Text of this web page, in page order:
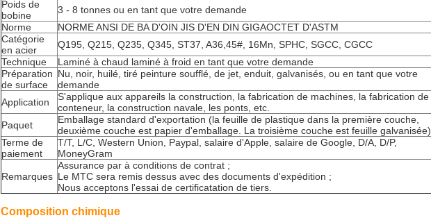
Poids de
bobine
3 - 8 tonnes ou en tant que votre demande
Norme
NORME ANSI DE BA D'OIN JIS D'EN DIN GIGAOCTET D'ASTM
Catégorie
en acier
Q195, Q215, Q235, Q345, ST37, A36,45#, 16Mn, SPHC, SGCC, CGCC
Technique
Laminé à chaud laminé à froid en tant que votre demande
Préparation
de surface
Nu, noir, huilé, tiré peinture soufflé, de jet, enduit, galvanisés, ou en tant que votre
demande
Application
S'applique aux appareils la construction, la fabrication de machines, la fabrication de
conteneur, la construction navale, les ponts, etc.
Paquet
Emballage standard d'exportation (la feuille de plastique dans la première couche,
deuxième couche est papier d'emballage. La troisième couche est feuille galvanisée)
Terme de
paiement
T/T, L/C, Western Union, Paypal, salaire d'Apple, salaire de Google, D/A, D/P,
MoneyGram
Remarques
Assurance par à conditions de contrat ;
Le MTC sera remis dessus avec des documents d'expédition ;
Nous acceptons l'essai de certificatation de tiers.
Composition chimique